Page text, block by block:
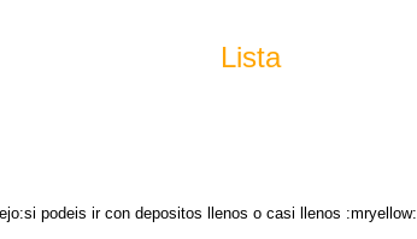
Lista
podeis ir con depositos llenos o casi llenos :mryellow: